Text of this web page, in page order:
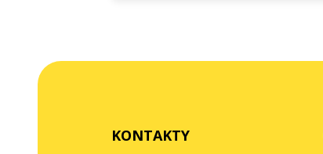
KONTAKTY